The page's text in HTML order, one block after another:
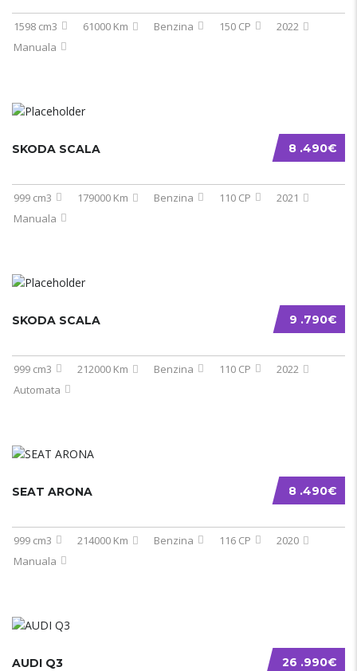
1598 cm3 61000 Km Benzina 150 CP
2022
Manuala
8 .490€
SKODA SCALA
999 cm3 179000 Km Benzina 110 CP
2021
Manuala
9 .790€
SKODA SCALA
999 cm3 212000 Km Benzina 110 CP
2022
Automata
8 .490€
SEAT ARONA
999 cm3 214000 Km Benzina 116 CP
2020
Manuala
26 .990€
AUDI Q3